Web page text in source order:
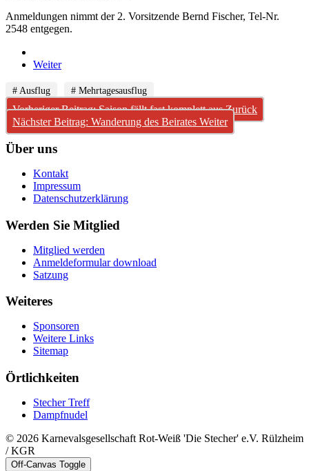
Anmeldungen nimmt der 2. Vorsitzende Bernd Fischer, Tel-Nr.
2548 entgegen.
Weiter
# Ausflug # Mehrtagesausflug
Vorheriger Beitrag: Saison fällt fast komplett ausZurück
Nächster Beitrag: Wanderung des Beirates Weiter
Über uns
Kontakt
Impressum
Datenschutzerklärung
Werden Sie Mitglied
Mitglied werden
Anmeldeformular download
Satzung
Weiteres
Sponsoren
Weitere Links
Sitemap
Örtlichkeiten
Stecher Treff
Dampfnudel
© 2026 Karnevalsgesellschaft Rot-Weiß 'Die Stecher' e.V. Rülzheim
/ KGR
Off-Canvas Toggle